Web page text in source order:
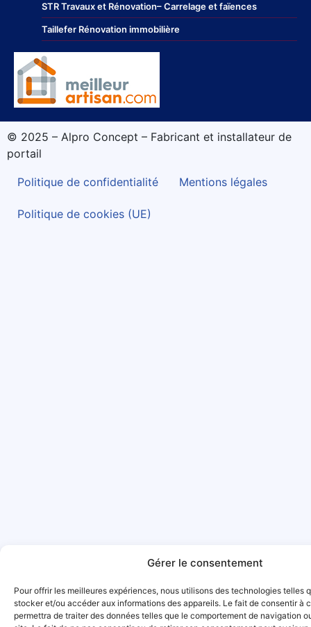
Gérer le consentement
Pour offrir les meilleures expériences, nous utilisons des technologies telles
stocker et/ou accéder aux informations des appareils. Le fait de consentir à
permettra de traiter des données telles que le comportement de navigation
STR Travaux et Rénovation– Carrelage et faïences
Taillefer Rénovation immobilière
© 2025 – Alpro Concept – Fabricant et installateur de
portail
Politique de confidentialité Mentions légales
Politique de cookies (UE)